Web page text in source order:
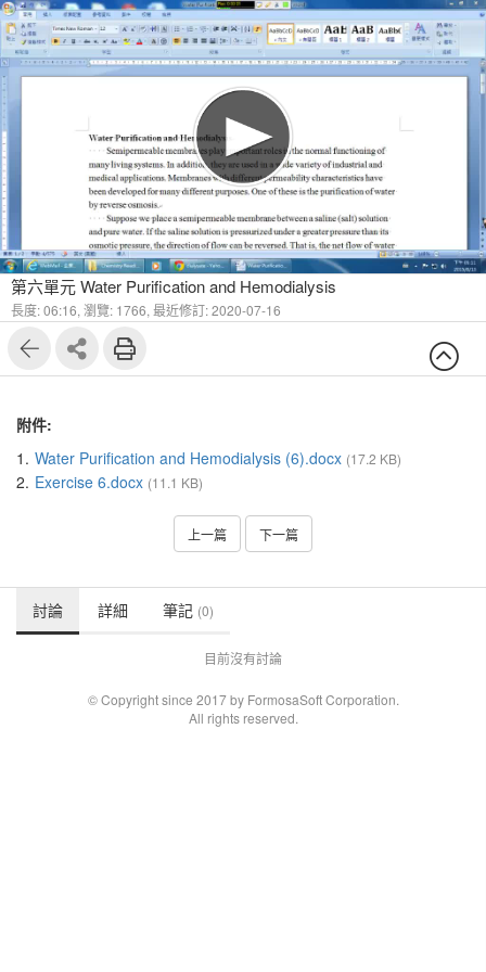
第六單元 Water Purification and Hemodialysis
長度: 06:16, 瀏覽: 1766, 最近修訂: 2020-07-16
附件:
1. Water Purification and Hemodialysis (6).docx (17.2 KB)
2. Exercise 6.docx (11.1 KB)
上一篇 下一篇
討論 詳細 筆記 (0)
目前沒有討論
© Copyright since 2017 by FormosaSoft Corporation.
All rights reserved.